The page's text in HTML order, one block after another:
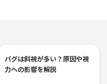
パグは斜視が多い？原因や視
力への影響を解説